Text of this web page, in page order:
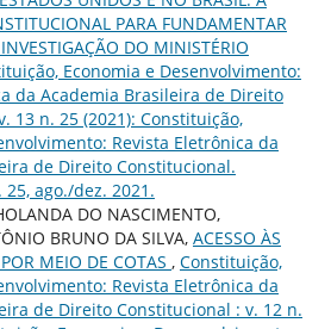
PARA FUNDAMENTAR
DO MINISTÉRIO
Economia e Desenvolvimento:
da Academia Brasileira de Direito
13 n. 25 (2021): Constituição,
Revista Eletrônica da
de Direito Constitucional.
ago./dez. 2021.
DO NASCIMENTO,
BRUNO DA SILVA, ACESSO ÀS
MEIO DE COTAS , Constituição,
Revista Eletrônica da
de Direito Constitucional : v. 12 n.